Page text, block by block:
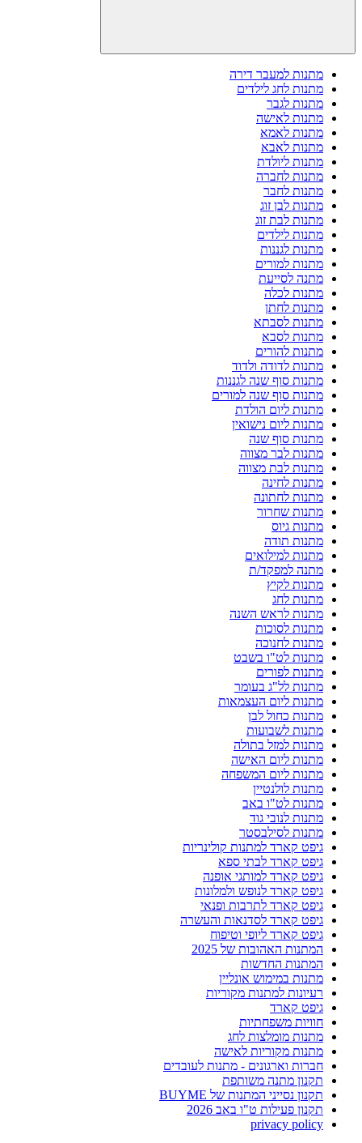
מתנות למעבר דירה
מתנות לחג לילדים
מתנות לגבר
מתנות לאישה
מתנות לאמא
מתנות לאבא
מתנות ליולדת
מתנות לחברה
מתנות לחבר
מתנות לבן זוג
מתנות לבת זוג
מתנות לילדים
מתנות לגננות
מתנות למורים
מתנה לסייעת
מתנות לכלה
מתנות לחתן
מתנות לסבתא
מתנות לסבא
מתנות להורים
מתנות לדודה ולדוד
מתנות סוף שנה לגננות
מתנות סוף שנה למורים
מתנות ליום הולדת
מתנות ליום נישואין
מתנות סוף שנה
מתנות לבר מצווה
מתנות לבת מצווה
מתנות לחינה
מתנות לחתונה
מתנות שחרור
מתנות גיוס
מתנות תודה
מתנות למילואים
מתנה למפקד/ת
מתנות לקיץ
מתנות לחג
מתנות לראש השנה
מתנות לסוכות
מתנות לחנוכה
מתנות לט"ו בשבט
מתנות לפורים
מתנות לל"ג בעומר
מתנות ליום העצמאות
מתנות כחול לבן
מתנות לשבועות
מתנות למזל בתולה
מתנות ליום האישה
מתנות ליום המשפחה
מתנות לולנטיין
מתנות לט"ו באב
מתנות לנובי גוד
מתנות לסילבסטר
גיפט קארד למתנות קולינריות
גיפט קארד לבתי ספא
גיפט קארד למותגי אופנה
גיפט קארד לנופש ולמלונות
גיפט קארד לתרבות ופנאי
גיפט קארד לסדנאות והעשרה
גיפט קארד ליופי וטיפוח
המתנות האהובות של 2025
המתנות החדשות
מתנות במימוש אונליין
רעיונות למתנות מקוריות
גיפט קארד
חוויות משפחתיות
מתנות מומלצות לחג
מתנות מקוריות לאישה
חברות וארגונים - מתנות לעובדים
תקנון מתנה משותפת
תקנון נסייני המתנות של BUYME
תקנון פעילות ט"ו באב 2026
privacy policy